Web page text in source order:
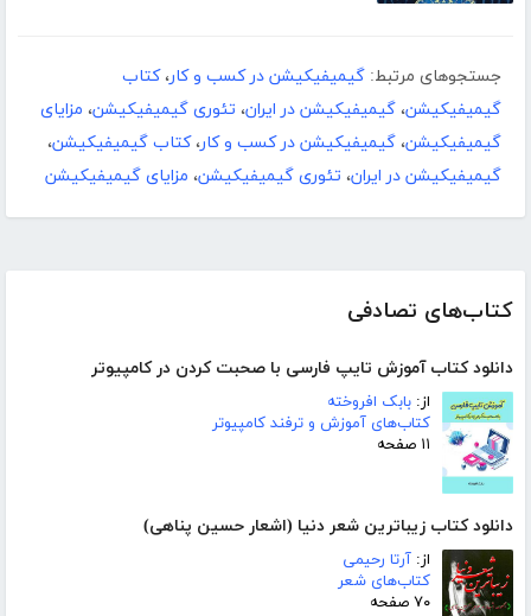
کتاب‌های تصادفی
دانلود کتاب آموزش تایپ فارسی با صحبت کردن در کامپیوتر
از: بابک افروخته
کتاب‌های آموزش و ترفند کامپیوتر
۱۱ صفحه
دانلود کتاب زیباترین شعر دنیا (اشعار حسین پناهی)
از: آرتا رحیمی
کتاب‌های شعر
۷۰ صفحه
جستجوهای مرتبط: گیمیفیکیشن در کسب و کار،کتاب
گیمیفیکیشن، گیمیفیکیشن در ایران، تئوری گیمیفیکیشن، مزایای
گیمیفیکیشن، گیمیفیکیشن در کسب و کار،کتاب گیمیفیکیشن،
گیمیفیکیشن در ایران، تئوری گیمیفیکیشن، مزایای گیمیفیکیشن